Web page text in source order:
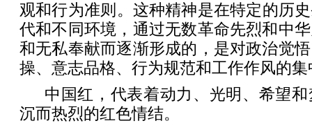
观和行为准则‌。这种精神是在特定的历
代和不同环境，通过无数革命先烈和中
和无私奉献而逐渐形成的，是对政治觉
操、意志品格、行为规范和工作作风的
中国红，代表着动力、光明、希望
沉而热烈的红色情结。